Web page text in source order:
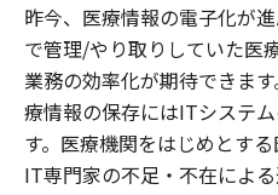
昨今、医療情報の電子化が
で管理/やり取りしていた医
業務の効率化が期待できま
療情報の保存にはITシステ
す。医療機関をはじめとす
IT専門家の不足・不在によ